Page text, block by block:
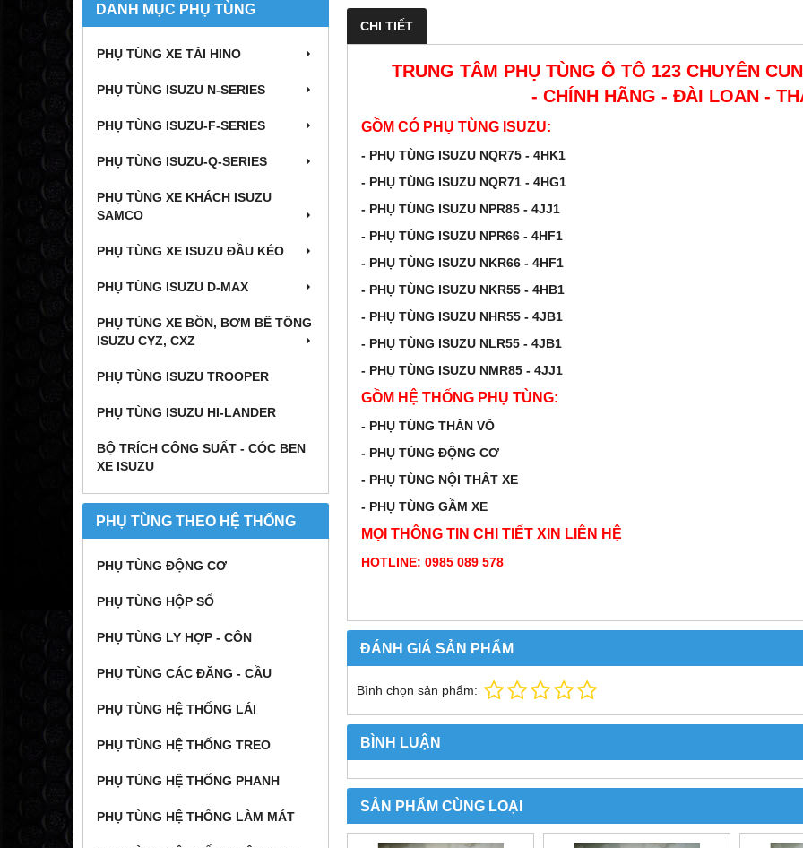
DANH MỤC PHỤ TÙNG
PHỤ TÙNG XE TẢI HINO
PHỤ TÙNG ISUZU N-SERIES
PHỤ TÙNG ISUZU-F-SERIES
PHỤ TÙNG ISUZU-Q-SERIES
PHỤ TÙNG XE KHÁCH ISUZU
SAMCO
PHỤ TÙNG XE ISUZU ĐẦU KÉO
PHỤ TÙNG ISUZU D-MAX
PHỤ TÙNG XE BỒN, BƠM BÊ TÔNG
ISUZU CYZ, CXZ
PHỤ TÙNG ISUZU TROOPER
PHỤ TÙNG ISUZU HI-LANDER
BỘ TRÍCH CÔNG SUẤT - CÓC BEN
XE ISUZU
PHỤ TÙNG THEO HỆ THỐNG
PHỤ TÙNG ĐỘNG CƠ
PHỤ TÙNG HỘP SỐ
PHỤ TÙNG LY HỢP - CÔN
PHỤ TÙNG CÁC ĐĂNG - CẦU
PHỤ TÙNG HỆ THỐNG LÁI
PHỤ TÙNG HỆ THỐNG TREO
PHỤ TÙNG HỆ THỐNG PHANH
PHỤ TÙNG HỆ THỐNG LÀM MÁT
CHI TIẾT
TRUNG TÂM PHỤ TÙNG Ô TÔ 123 CHUYÊN
- CHÍNH HÃNG - ĐÀI LOAN -
GỒM CÓ PHỤ TÙNG ISUZU:
- PHỤ TÙNG ISUZU NQR75 - 4HK1
- PHỤ TÙNG ISUZU NQR71 - 4HG1
- PHỤ TÙNG ISUZU NPR85 - 4JJ1
- PHỤ TÙNG ISUZU NPR66 - 4HF1
- PHỤ TÙNG ISUZU NKR66 - 4HF1
- PHỤ TÙNG ISUZU NKR55 - 4HB1
- PHỤ TÙNG ISUZU NHR55 - 4JB1
- PHỤ TÙNG ISUZU NLR55 - 4JB1
- PHỤ TÙNG ISUZU NMR85 - 4JJ1
GỒM HỆ THỐNG PHỤ TÙNG:
- PHỤ TÙNG THÂN VỎ
- PHỤ TÙNG ĐỘNG CƠ
- PHỤ TÙNG NỘI THẤT XE
- PHỤ TÙNG GẦM XE
MỌI THÔNG TIN CHI TIẾT XIN LIÊN HỆ
HOTLINE: 0985 089 578
ĐÁNH GIÁ SẢN PHẨM
Bình chọn sản phẩm:
BÌNH LUẬN
SẢN PHẨM CÙNG LOẠI